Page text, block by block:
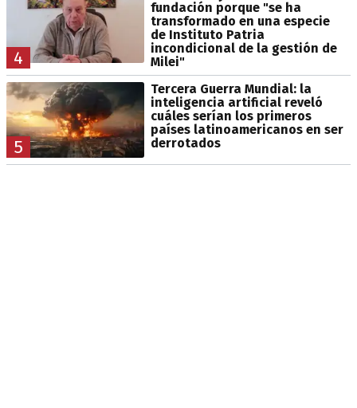
4
fundación porque "se ha
transformado en una especie
de Instituto Patria
incondicional de la gestión de
Milei"
5
Tercera Guerra Mundial: la
inteligencia artificial reveló
cuáles serían los primeros
países latinoamericanos en ser
derrotados